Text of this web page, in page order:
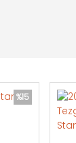
%15